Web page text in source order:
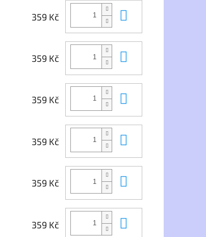
359 Kč
359 Kč
359 Kč
359 Kč
359 Kč
359 Kč